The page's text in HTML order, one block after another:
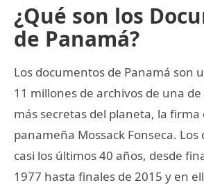
¿Qué son los
de Panamá?
Los documentos de Panamá son
11 millones de archivos de una
más secretas del planeta, la firma
panameña Mossack Fonseca. Los
casi los últimos 40 años, desde
1977 hasta finales de 2015 y en